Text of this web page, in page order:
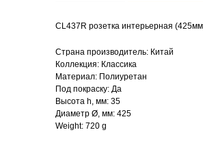
CL437R розетка интерьерная
Страна производитель: Китай
Коллекция: Классика
Материал: Полиуретан
Под покраску: Да
Высота h, мм: 35
Диаметр Ø, мм: 425
Weight: 720 g